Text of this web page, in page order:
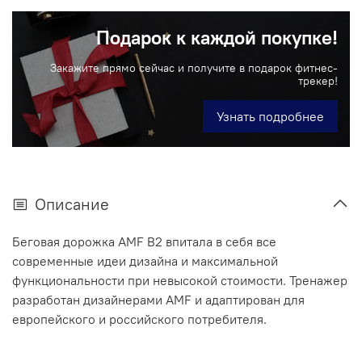
Подарок к каждой покупке!
Закажите прямо сейчас и получите в подарок фитнес-
трекер!
Узнать подробнее
Описание
Беговая дорожка AMF B2 впитала в себя все
современные идеи дизайна и максимальной
функциональности при невысокой стоимости. Тренажер
разработан дизайнерами AMF и адаптирован для
европейского и российского потребителя.